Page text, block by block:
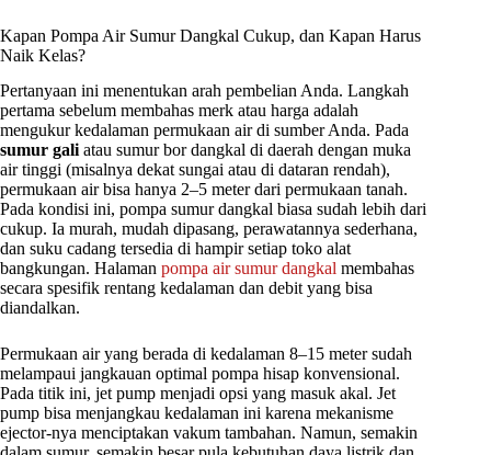
Kapan Pompa Air Sumur Dangkal Cukup, dan Kapan Harus
Naik Kelas?
Pertanyaan ini menentukan arah pembelian Anda. Langkah
pertama sebelum membahas merk atau harga adalah
mengukur kedalaman permukaan air di sumber Anda. Pada
sumur gali atau sumur bor dangkal di daerah dengan muka
air tinggi (misalnya dekat sungai atau di dataran rendah),
permukaan air bisa hanya 2–5 meter dari permukaan tanah.
Pada kondisi ini, pompa sumur dangkal biasa sudah lebih dari
cukup. Ia murah, mudah dipasang, perawatannya sederhana,
dan suku cadang tersedia di hampir setiap toko alat
bangkungan. Halaman pompa air sumur dangkal membahas
secara spesifik rentang kedalaman dan debit yang bisa
diandalkan.
Permukaan air yang berada di kedalaman 8–15 meter sudah
melampaui jangkauan optimal pompa hisap konvensional.
Pada titik ini, jet pump menjadi opsi yang masuk akal. Jet
pump bisa menjangkau kedalaman ini karena mekanisme
ejector-nya menciptakan vakum tambahan. Namun, semakin